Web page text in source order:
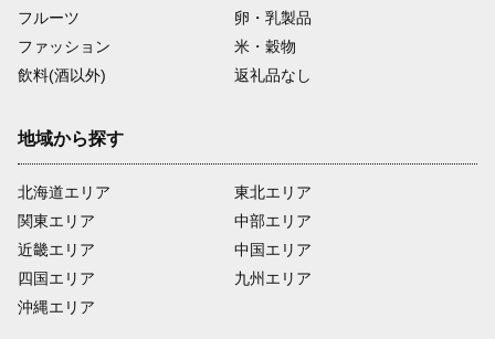
フルーツ
卵・乳製品
ファッション
米・穀物
飲料(酒以外)
返礼品なし
地域から探す
北海道エリア
関東エリア
近畿エリア
四国エリア
沖縄エリア
東北エリア
中部エリア
中国エリア
九州エリア